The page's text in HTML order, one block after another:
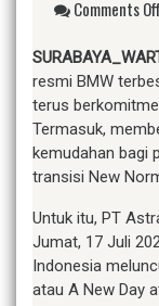
Comments
resmi BMW
terus
Termasuk,
kemudahan bagi
transisi New
Untuk itu, PT
Jumat, 17 Juli
Indonesia
atau A New Day